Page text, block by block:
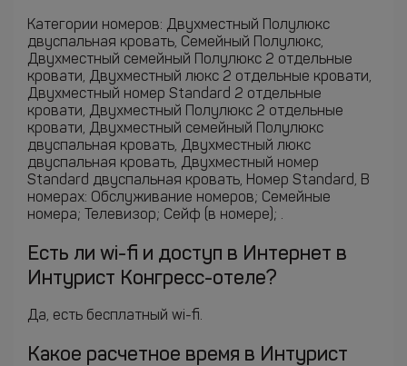
Категории номеров: Двухместный Полулюкс
двуспальная кровать, Семейный Полулюкс,
Двухместный семейный Полулюкс 2 отдельные
кровати, Двухместный люкс 2 отдельные кровати,
Двухместный номер Standard 2 отдельные
кровати, Двухместный Полулюкс 2 отдельные
кровати, Двухместный семейный Полулюкс
двуспальная кровать, Двухместный люкс
двуспальная кровать, Двухместный номер
Standard двуспальная кровать, Номер Standard, В
номерах: Обслуживание номеров; Семейные
номера; Телевизор; Сейф (в номере); .
Есть ли wi-fi и доступ в Интернет в
Интурист Конгресс-отеле?
Да, есть бесплатный wi-fi.
Какое расчетное время в Интурист